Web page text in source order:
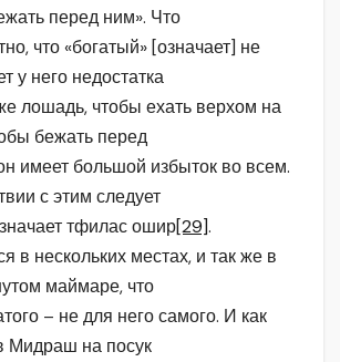
перед ним». Что
что «богатый» [означает] не
у него недостатка
лошадь, чтобы ехать верхом на
бежать перед
имеет большой избыток во всем.
с этим следует
тфилас ошир[29].
в нескольких местах, и так же в
маймаре, что
– не для него самого. И как
Мидраш на посук